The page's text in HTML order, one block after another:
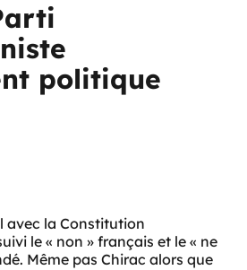
politique
avec la Constitution
le « non » français et le « ne
Même pas Chirac alors que